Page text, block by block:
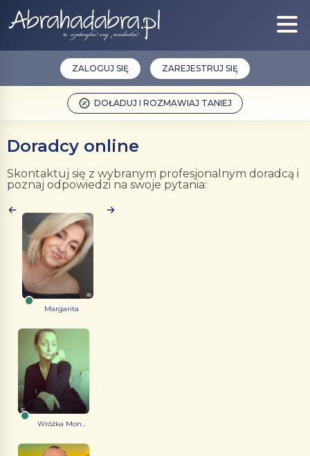
DOŁADUJ I ROZMAWIAJ TANIEJ
ZALOGUJ SIĘ ZAREJESTRUJ SIĘ
Doradcy online
Skontaktuj się z wybranym profesjonalnym doradcą i
poznaj odpowiedzi na swoje pytania:
Margarita
Wróżka Mon...